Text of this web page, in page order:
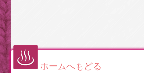
ホームへもどる